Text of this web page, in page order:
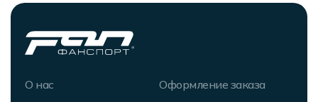
О нас Оформление заказа